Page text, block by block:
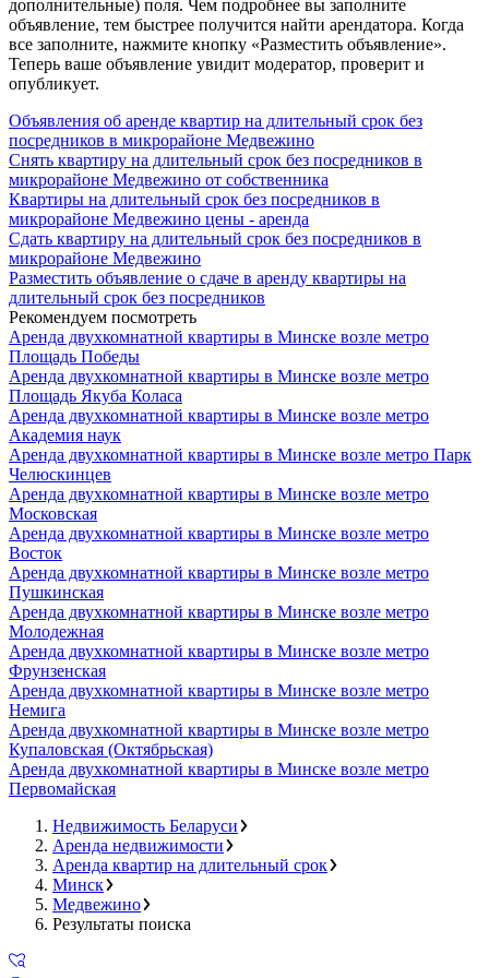
дополнительные) поля. Чем подробнее вы заполните
объявление, тем быстрее получится найти арендатора. Когда
все заполните, нажмите кнопку «Разместить объявление».
Теперь ваше объявление увидит модератор, проверит и
опубликует.
Объявления об аренде квартир на длительный срок без
посредников в микрорайоне Медвежино
Снять квартиру на длительный срок без посредников в
микрорайоне Медвежино от собственника
Квартиры на длительный срок без посредников в
микрорайоне Медвежино цены - аренда
Сдать квартиру на длительный срок без посредников в
микрорайоне Медвежино
Разместить объявление о сдаче в аренду квартиры на
длительный срок без посредников
Рекомендуем посмотреть
Аренда двухкомнатной квартиры в Минске возле метро
Площадь Победы
Аренда двухкомнатной квартиры в Минске возле метро
Площадь Якуба Коласа
Аренда двухкомнатной квартиры в Минске возле метро
Академия наук
Аренда двухкомнатной квартиры в Минске возле метро Парк
Челюскинцев
Аренда двухкомнатной квартиры в Минске возле метро
Московская
Аренда двухкомнатной квартиры в Минске возле метро
Восток
Аренда двухкомнатной квартиры в Минске возле метро
Пушкинская
Аренда двухкомнатной квартиры в Минске возле метро
Молодежная
Аренда двухкомнатной квартиры в Минске возле метро
Фрунзенская
Аренда двухкомнатной квартиры в Минске возле метро
Немига
Аренда двухкомнатной квартиры в Минске возле метро
Купаловская (Октябрьская)
Аренда двухкомнатной квартиры в Минске возле метро
Первомайская
Недвижимость Беларуси
Аренда недвижимости
Аренда квартир на длительный срок
Минск
Медвежино
Результаты поиска